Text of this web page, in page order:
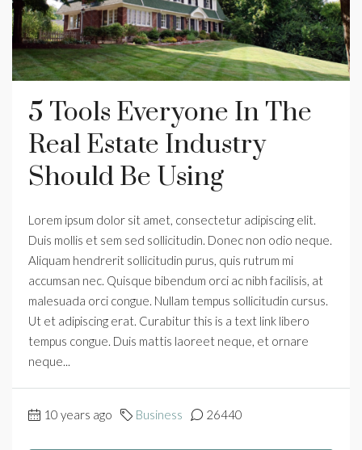
5 Tools Everyone In The
Real Estate Industry
Should Be Using
Lorem ipsum dolor sit amet, consectetur adipiscing elit.
Duis mollis et sem sed sollicitudin. Donec non odio neque.
Aliquam hendrerit sollicitudin purus, quis rutrum mi
accumsan nec. Quisque bibendum orci ac nibh facilisis, at
malesuada orci congue. Nullam tempus sollicitudin cursus.
Ut et adipiscing erat. Curabitur this is a text link libero
tempus congue. Duis mattis laoreet neque, et ornare
neque...
10 years ago Business 26440